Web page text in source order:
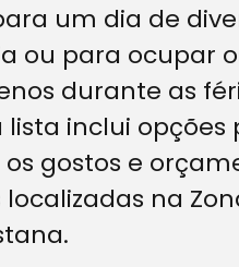
um dia de
ou para ocupar
durante as
lista inclui opções
gostos e
na